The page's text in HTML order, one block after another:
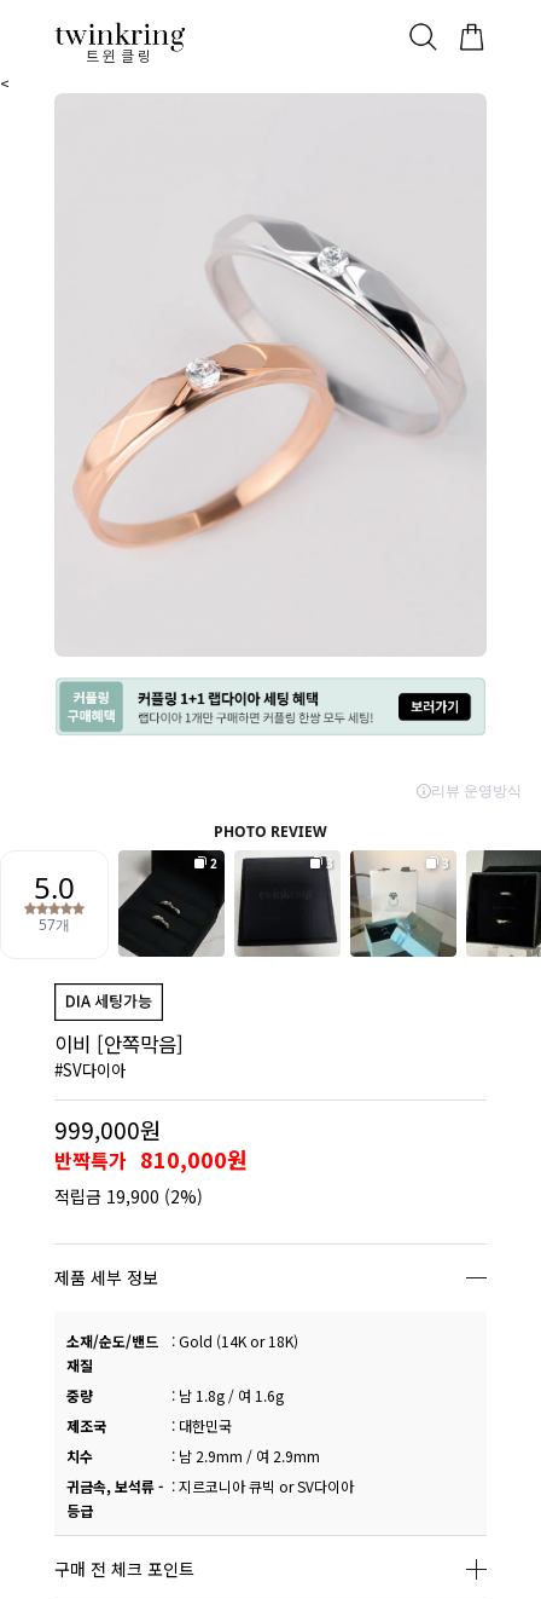
트윈클링
ALL 베스트 안쪽막음 웨딩/다이아 가드링/반지
<
이비 [안쪽막음]
#SV다이아
999,000원
반짝특가 810,000원
적립금 19,900 (2%)
제품 세부 정보
소재/순도/밴드
재질
:Gold (14K or 18K)
중량 : 남 1.8g / 여 1.6g
제조국
: 대한민국
치수
: 남 2.9mm / 여 2.9mm
귀금속, 보석류 -
등급
:지르코니아 큐빅 or SV다이아
구매 전 체크 포인트